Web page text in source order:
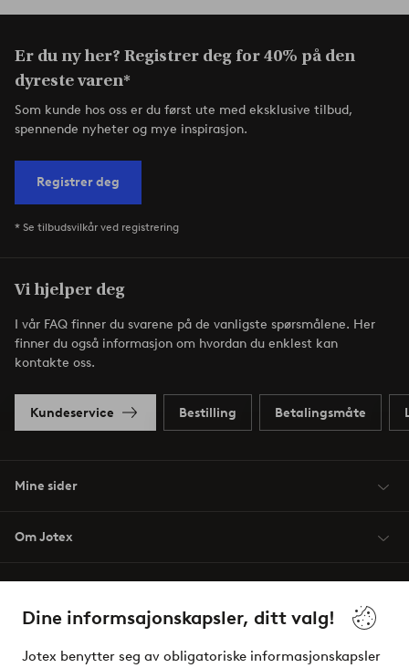
Dine informsajonskapsler, ditt valg!
Jotex benytter seg av obligatoriske informasjonskapsler
Er du ny her? Registrer deg for 40% på den
dyreste varen*
Som kunde hos oss er du først ute med eksklusive tilbud,
spennende nyheter og mye inspirasjon.
Registrer deg
* Se tilbudsvilkår ved registrering
Vi hjelper deg
I vår FAQ finner du svarene på de vanligste spørsmålene. Her
finner du også informasjon om hvordan du enklest kan
kontakte oss.
Kundeservice Bestilling Betalingsmåte
Mine sider
Om Jotex